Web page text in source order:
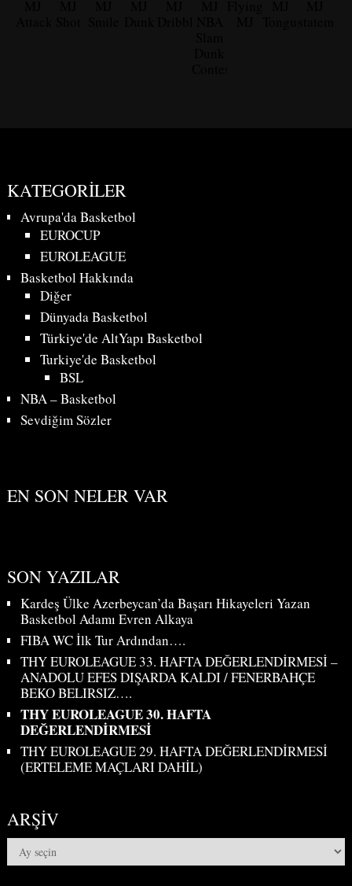
KATEGORILER
Avrupa'da Basketbol
EUROCUP
EUROLEAGUE
Basketbol Hakkında
Diğer
Dünyada Basketbol
Türkiye'de AltYapı Basketbol
Turkiye'de Basketbol
BSL
NBA – Basketbol
Sevdiğim Sözler
EN SON NELER VAR
SON YAZILAR
Kardeş Ülke Azerbeycan’da Başarı Hikayeleri Yazan
Basketbol Adamı Evren Alkaya
FIBA WC İlk Tur Ardından….
THY EUROLEAGUE 33. HAFTA DEĞERLENDİRMESİ –
ANADOLU EFES DIŞARDA KALDI / FENERBAHÇE
BEKO BELIRSIZ….
THY EUROLEAGUE 30. HAFTA
DEĞERLENDİRMESİ
THY EUROLEAGUE 29. HAFTA DEĞERLENDİRMESİ
(ERTELEME MAÇLARI DAHİL)
ARŞIV
Arşiv